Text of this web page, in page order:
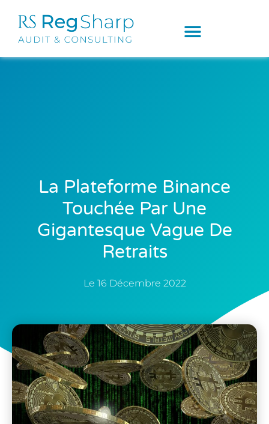
La Plateforme Binance
Touchée Par Une
Gigantesque Vague De
Retraits
Le 16 Décembre 2022